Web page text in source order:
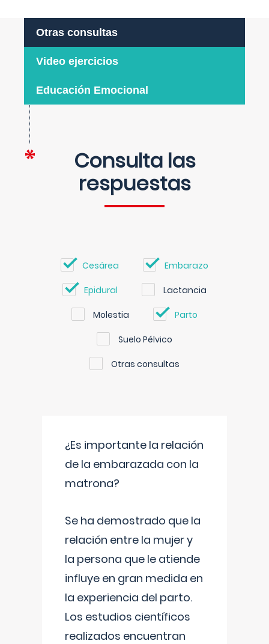
Otras consultas
Video ejercicios
Educación Emocional
Consulta las
respuestas
Cesárea Embarazo
Epidural Lactancia
Molestia Parto
Suelo Pélvico
Otras consultas
¿Es importante la relación
de la embarazada con la
matrona?
Se ha demostrado que la
relación entre la mujer y
la persona que le atiende
influye en gran medida en
la experiencia del parto.
Los estudios científicos
realizados encuentran